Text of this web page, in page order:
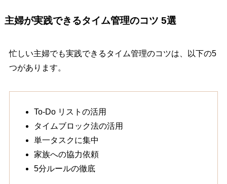
主婦が実践できるタイム管理のコツ 5選
忙しい主婦でも実践できるタイム管理のコツは、以下の5
つがあります。
To-Do リストの活用
タイムブロック法の活用
単一タスクに集中
家族への協力依頼
5分ルールの徹底